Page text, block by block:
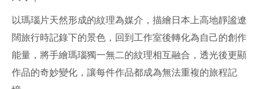
以瑪瑙片天然形成的紋理為媒介，描繪日本上高地靜謐遼
闊旅行時記錄下的景色，回到工作室後轉化為自己的創作
能量，將手繪瑪瑙獨一無二的紋理相互融合，透光後更顯
作品的奇妙變化，讓每件作品都成為無法重複的旅程記